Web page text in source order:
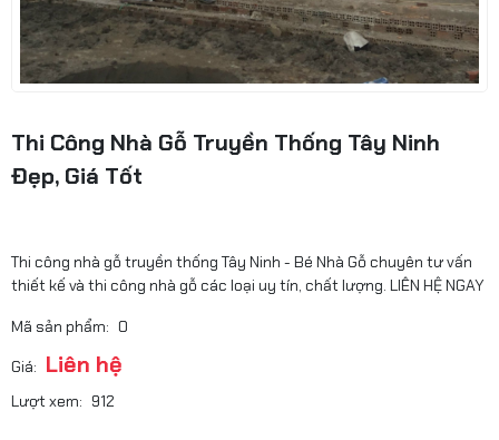
Thi Công Nhà Gỗ Truyền Thống Tây Ninh
Đẹp, Giá Tốt
Thi công nhà gỗ truyền thống Tây Ninh - Bé Nhà Gỗ chuyên tư vấn
thiết kế và thi công nhà gỗ các loại uy tín, chất lượng. LIÊN HỆ NGAY
Mã sản phẩm: 0
Giá: Liên hệ
Lượt xem: 912